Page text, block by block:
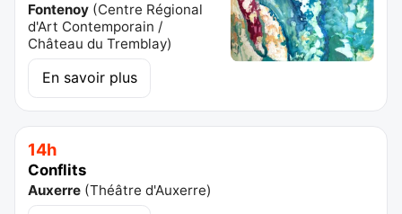
Fontenoy (Centre Régional
d'Art Contemporain /
Château du Tremblay)
En savoir plus
14h
Conflits
Auxerre (Théâtre d'Auxerre)